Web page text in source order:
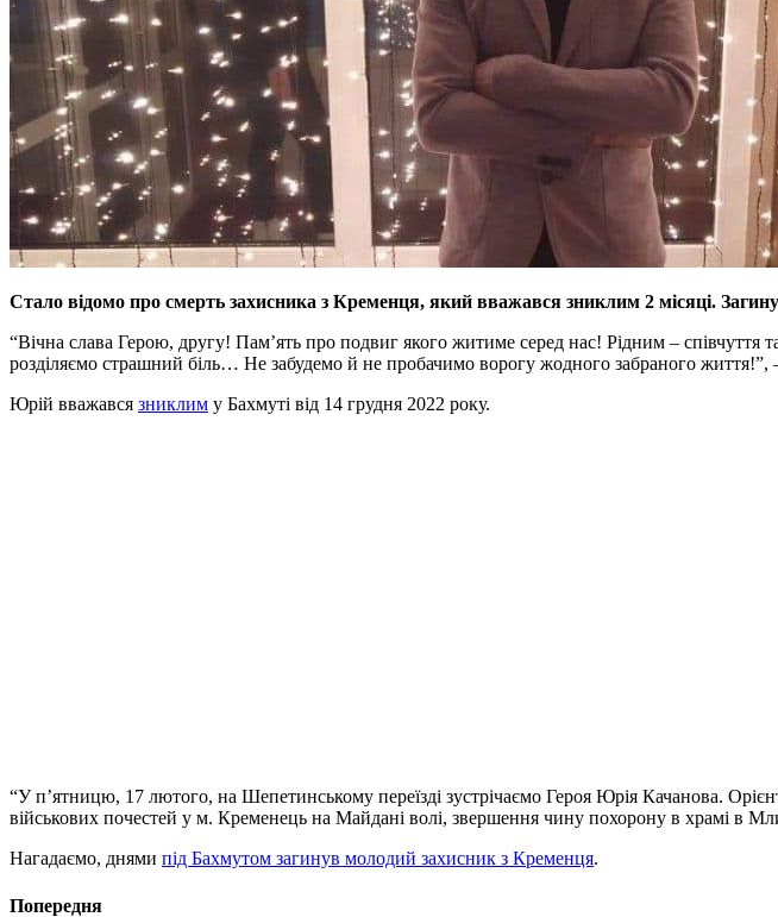
Стало відомо про смерть захисника з Кременця, який вважався зниклим 2 місяці.
“Вічна слава Герою, другу! Пам’ять про подвиг якого житиме серед нас! Рідним –
розділяємо страшний біль… Не забудемо й не пробачимо ворогу жодного забраного життя!”,
Юрій вважався зниклим у Бахмуті від 14 грудня 2022 року.
“У п’ятницю, 17 лютого, на Шепетинському переїзді зустрічаємо Героя Юрія Качанова.
військових почестей у м. Кременець на Майдані волі, звершення чину похорону в храмі в
Нагадаємо, днями під Бахмутом загинув молодий захисник з Кременця.
Попередня